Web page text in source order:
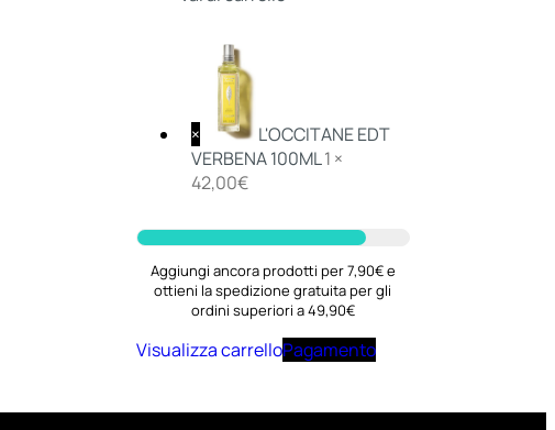
×
L'OCCITANE EDT
VERBENA 100ML1 ×
42,00€
Aggiungi ancora prodotti per 7,90€ e
ottieni la spedizione gratuita per gli
ordini superiori a 49,90€
Visualizza carrelloPagamento